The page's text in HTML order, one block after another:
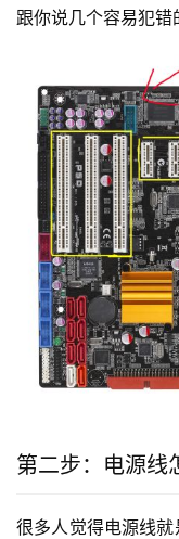
跟你说几个容易犯错
第二步：电源线
很多人觉得电源线